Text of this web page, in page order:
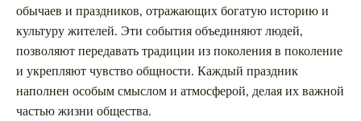
обычаев и праздников, отражающих богатую историю и
культуру жителей. Эти события объединяют людей,
позволяют передавать традиции из поколения в поколение
и укрепляют чувство общности. Каждый праздник
наполнен особым смыслом и атмосферой, делая их важной
частью жизни общества.